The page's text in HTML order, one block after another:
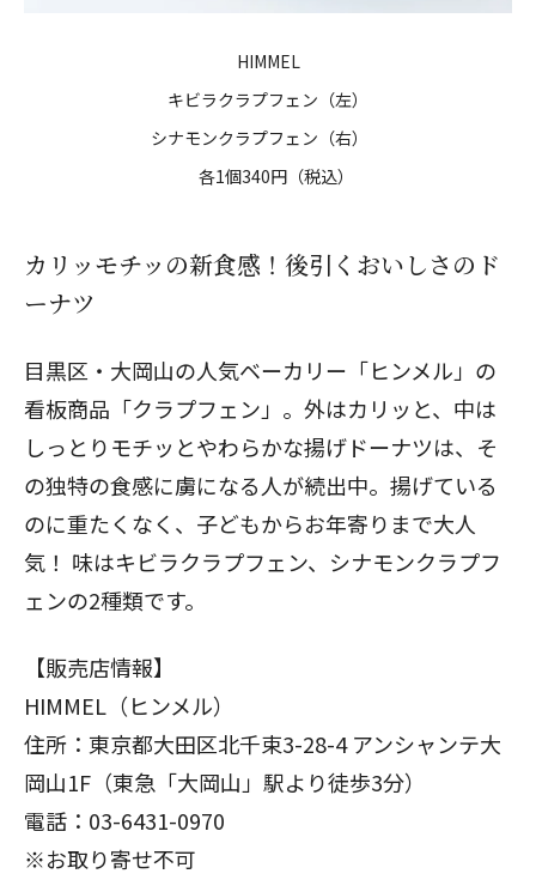
HIMMEL
キビラクラプフェン（左）
シナモンクラプフェン（右）
各1個340円（税込）
カリッモチッの新食感！後引くおいしさのド
ーナツ
目黒区・大岡山の人気ベーカリー「ヒンメル」の
看板商品「クラプフェン」。外はカリッと、中は
しっとりモチッとやわらかな揚げドーナツは、そ
の独特の食感に虜になる人が続出中。揚げている
のに重たくなく、子どもからお年寄りまで大人
気！ 味はキビラクラプフェン、シナモンクラプフ
ェンの2種類です。
【販売店情報】
HIMMEL（ヒンメル）
住所：東京都大田区北千束3-28-4 アンシャンテ大
岡山1F（東急「大岡山」駅より徒歩3分）
電話：03-6431-0970
※お取り寄せ不可